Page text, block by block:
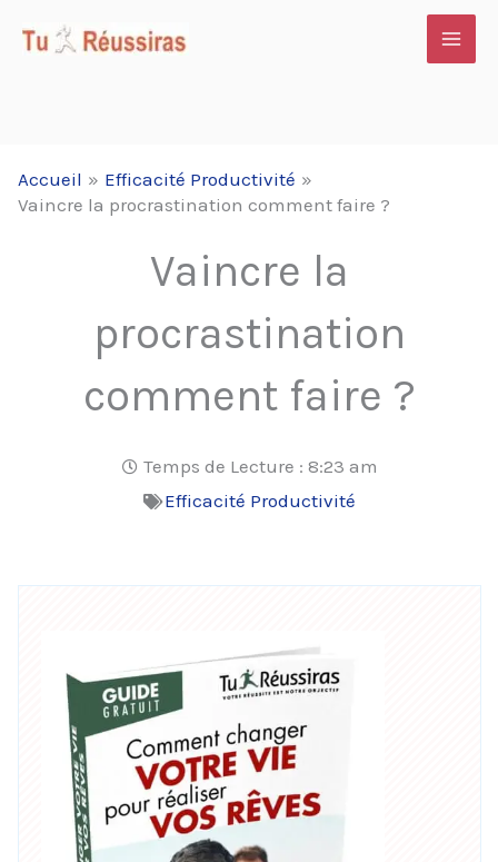
Accueil
Efficacité Productivité
Vaincre la procrastination comment faire ?
Vaincre la
procrastination
comment faire ?
Temps de Lecture : 8:23 am
Efficacité Productivité